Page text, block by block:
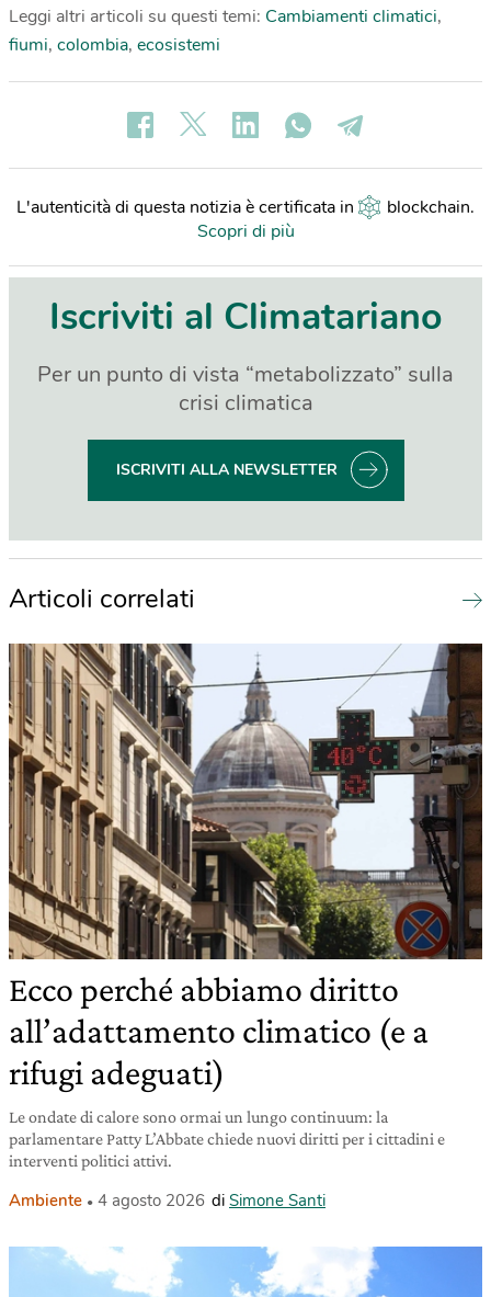
Leggi altri articoli su questi temi: Cambiamenti climatici,
fiumi, colombia, ecosistemi
L'autenticità di questa notizia è certificata in blockchain.
Scopri di più
Iscriviti al Climatariano
Per un punto di vista “metabolizzato” sulla
crisi climatica
ISCRIVITI ALLA NEWSLETTER
Articoli correlati
Ecco perché abbiamo diritto
all’adattamento climatico (e a
rifugi adeguati)
Le ondate di calore sono ormai un lungo continuum: la
parlamentare Patty L’Abbate chiede nuovi diritti per i cittadini e
interventi politici attivi.
Ambiente 4 agosto 2026 di Simone Santi